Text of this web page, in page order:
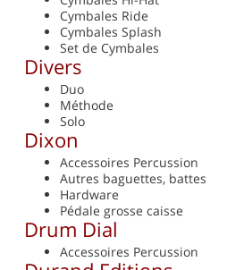
Cymbales Ride
Cymbales Splash
Set de Cymbales
Divers
Duo
Méthode
Solo
Dixon
Accessoires Percussion
Autres baguettes, battes
Hardware
Pédale grosse caisse
Drum Dial
Accessoires Percussion